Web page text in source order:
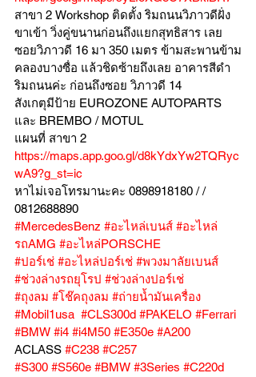
สาขา 2 Workshop ติดตั้ง ริมถนนวิภาวดีฝั่ง
ขาเข้า วิ่งคู่ขนานก่อนถึงแยกสุทธิสาร เลย
ซอยวิภาวดี 16 มา 350 เมตร ข้ามสะพานข้าม
คลองบางซื่อ แล้วชิดซ้ายถึงเลย อาคารสีดำ
ริมถนนค่ะ ก่อนถึงซอย วิภาวดี 14
สังเกตุมีป้าย EUROZONE AUTOPARTS
และ BREMBO / MOTUL
แผนที่ สาขา 2
https://maps.app.goo.gl/d8kYdxYw2TQRyc
wA9?g_st=ic
หาไม่เจอโทรมานะคะ 0898918180 / /
0812688890
#MercedesBenz #อะไหล่เบนส์ #อะไหล่
รถAMG #อะไหล่PORSCHE
#ปอร์เช่ #อะไหล่ปอร์เช่ #พวงมาลัยเบนส์
#ช่วงล่างรถยุโรป #ช่วงล่างปอร์เช่
#ถุงลม #โช๊คถุงลม #ถ่ายน้ำมันเครื่อง
#Mobil1usa #CLS300d #PAKELO #Ferrari
#BMW #i4 #i4M50 #E350e #A200
ACLASS #C238 #C257
#S300 #S560e #BMW #3Series #C220d